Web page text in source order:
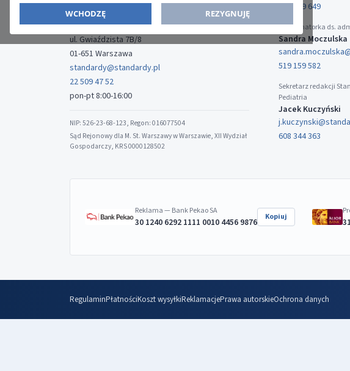
WCHODZĘ REZYGNUJĘ
Media-Press Sp. z o.o.
ul. Gwiaździsta 7B/8
01-651 Warszawa
standardy@standardy.pl
22 509 47 52
pon-pt 8:00-16:00
NIP: 526-23-68-123, Regon: 016077504
Sąd Rejonowy dla M. St. Warszawy w Warszawie, XII Wydział
Gospodarczy, KRS 0000128502
519 159 649
Koordynatorka ds.
Sandra Moczulska
519 159 582
Sekretarz redakcji
Pediatria
Jacek Kuczyński
608 344 363
Reklama — Bank Pekao SA
30 1240 6292 1111 0010 4456 9876 Kopiuj
RegulaminPłatnościKoszt wysyłkiReklamacjePrawa autorskieOchrona danych